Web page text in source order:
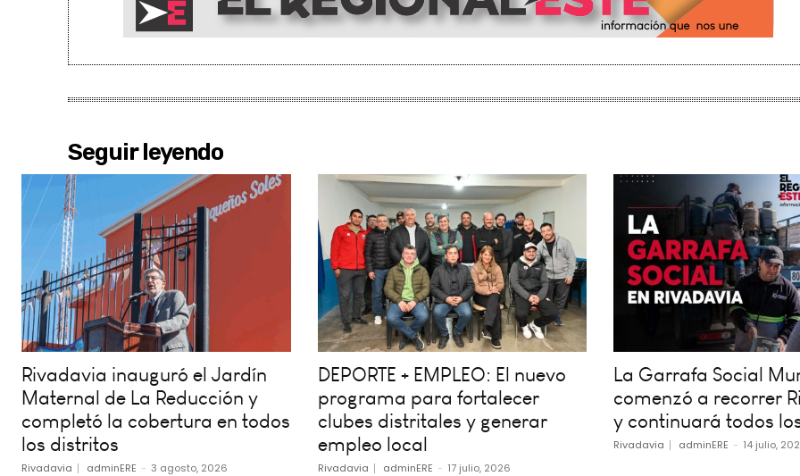
Seguir leyendo
Rivadavia inauguró el Jardín
Maternal de La Reducción y
completó la cobertura en todos
los distritos
Rivadavia adminERE - 3 agosto, 2026
DEPORTE + EMPLEO: El nuevo
programa para fortalecer
clubes distritales y generar
empleo local
Rivadavia adminERE - 17 julio, 2026
La Garrafa Social
comenzó a recorrer
y continuará todos
Rivadavia adminERE - 14 julio,